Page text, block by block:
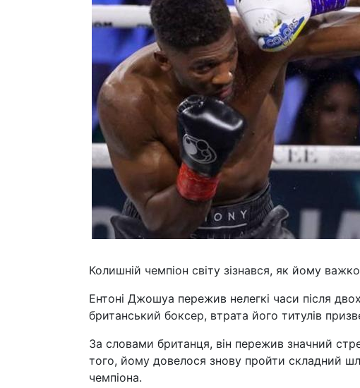
Колишній чемпіон світу зізнався, як йому
Ентоні Джошуа пережив нелегкі часи після
британський боксер, втрата його титулів
За словами британця, він пережив значний
того, йому довелося знову пройти складний
чемпіона.